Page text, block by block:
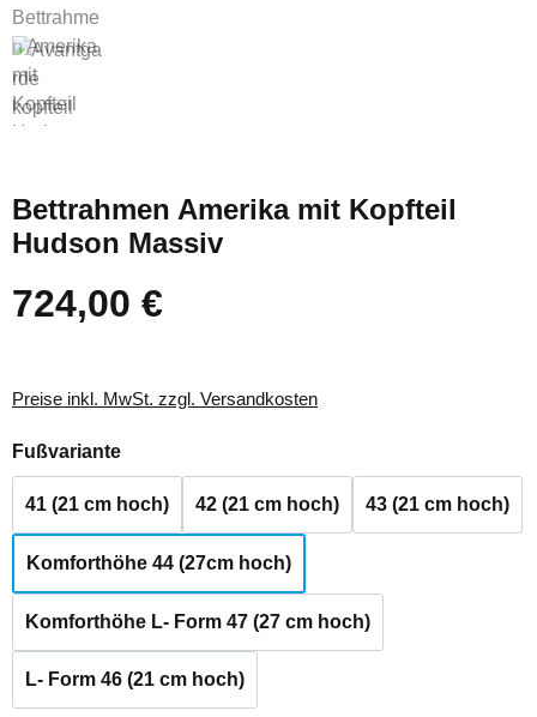
Bettrahmen Amerika mit Kopfteil
Hudson Massiv
Regulärer Preis:
724,00 €
Preise inkl. MwSt. zzgl. Versandkosten
Fußvarianteauswählen
41 (21 cm hoch) 42 (21 cm hoch) 43 (21 cm hoch)
Komforthöhe 44 (27cm hoch)
Komforthöhe L- Form 47 (27 cm hoch)
L- Form 46 (21 cm hoch)